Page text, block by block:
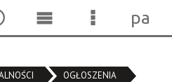
OGŁOSZENIA
MenuMenu